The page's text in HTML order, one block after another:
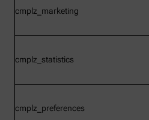
cmplz_marketing
cmplz_statistics
cmplz_preferences